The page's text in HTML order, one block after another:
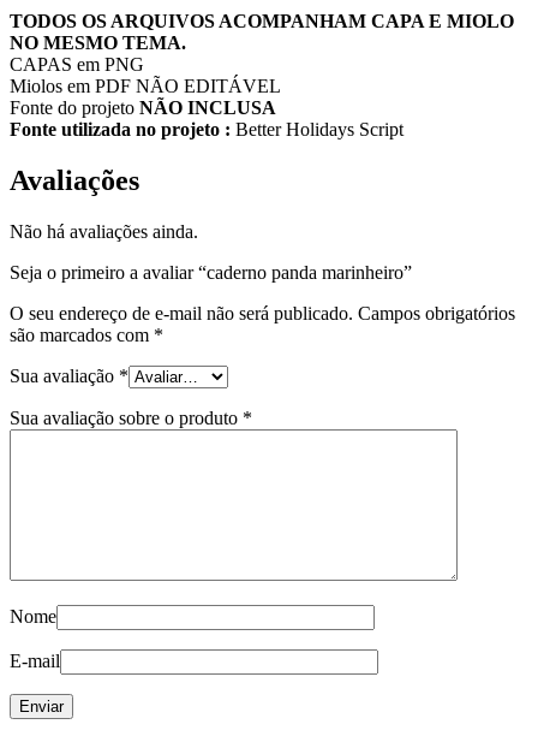
TODOS OS ARQUIVOS ACOMPANHAM CAPA E MIOLO
NO MESMO TEMA.
CAPAS em PNG
Miolos em PDF NÃO EDITÁVEL
Fonte do projeto NÃO INCLUSA
Fonte utilizada no projeto : Better Holidays Script
Avaliações
Não há avaliações ainda.
Seja o primeiro a avaliar “caderno panda marinheiro”
O seu endereço de e-mail não será publicado. Campos obrigatórios
são marcados com *
Sua avaliação *
Sua avaliação sobre o produto *
Nome
E-mail